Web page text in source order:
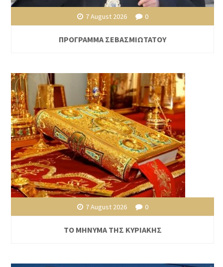
7 August 2026 0
ΠΡΟΓΡΑΜΜΑ ΣΕΒΑΣΜΙΩΤΑΤΟΥ
7 August 2026 0
ΤΟ ΜΗΝΥΜΑ ΤΗΣ ΚΥΡΙΑΚΗΣ